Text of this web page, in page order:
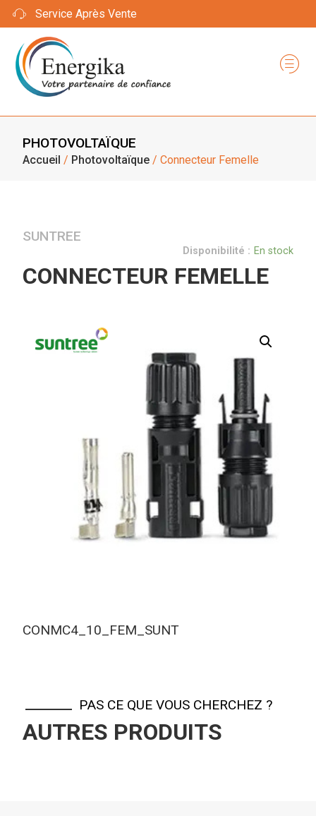
Service Après Vente
PHOTOVOLTAÏQUE
Accueil / Photovoltaïque / Connecteur Femelle
SUNTREE
Disponibilité : En stock
CONNECTEUR FEMELLE
CONMC4_10_FEM_SUNT
PAS CE QUE VOUS CHERCHEZ ?
AUTRES PRODUITS